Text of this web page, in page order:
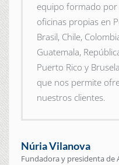
equipo formado por
oficinas propias en
Brasil, Chile,
Guatemala,
Puerto Rico y
que nos permite
nuestros clientes.
Núria Vilanova
Fundadora y presidenta de